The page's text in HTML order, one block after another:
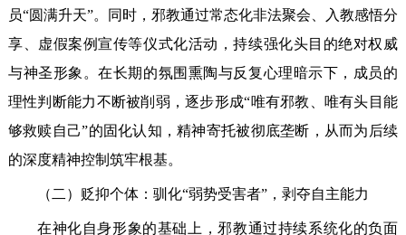
员“圆满升天”。同时，邪教通过常态化非法聚会、入教感悟分
享、虚假案例宣传等仪式化活动，持续强化头目的绝对权威
与神圣形象。在长期的氛围熏陶与反复心理暗示下，成员的
理性判断能力不断被削弱，逐步形成“唯有邪教、唯有头目能
够救赎自己”的固化认知，精神寄托被彻底垄断，从而为后续
的深度精神控制筑牢根基。
（二）贬抑个体：驯化“弱势受害者”，剥夺自主能力
在神化自身形象的基础上，邪教通过持续系统化的负面